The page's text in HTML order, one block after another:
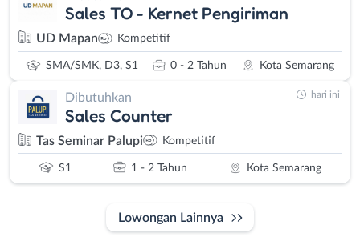
Sales TO - Kernet Pengiriman
UD Mapan Kompetitif
SMA/SMK, D3, S1 0 - 2 Tahun Kota Semarang
Dibutuhkan
Sales Counter
Tas Seminar Palupi Kompetitif
S1 1 - 2 Tahun Kota Semarang
hari ini
Lowongan Lainnya